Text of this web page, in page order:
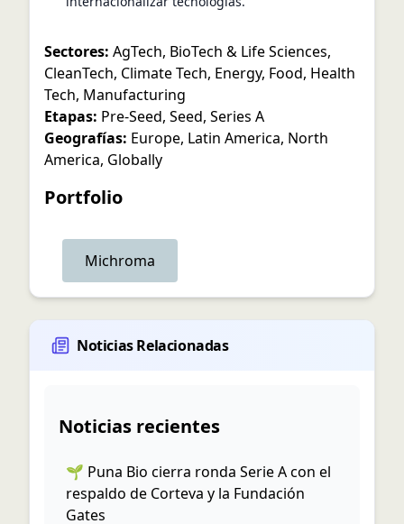
Sectores: AgTech, BioTech & Life Sciences,
CleanTech, Climate Tech, Energy, Food, Health
Tech, Manufacturing
Etapas: Pre-Seed, Seed, Series A
Geografías: Europe, Latin America, North
America, Globally
Portfolio
Michroma
Noticias Relacionadas
Noticias recientes
🌱 Puna Bio cierra ronda Serie A con el
respaldo de Corteva y la Fundación
Gates